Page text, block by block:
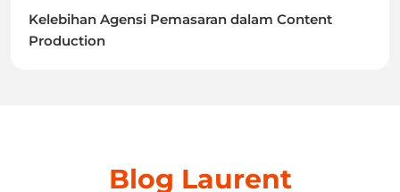
Kelebihan Agensi Pemasaran dalam Content
Production
Blog Laurent